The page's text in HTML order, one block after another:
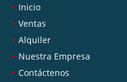
Inicio
Ventas
Alquiler
Nuestra Empresa
Contáctenos